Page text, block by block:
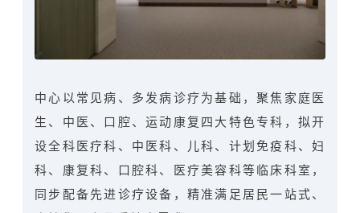
中心以常见病、多发病诊疗为基础，聚焦家庭医
生、中医、口腔、运动康复四大特色专科，拟开
设全科医疗科、中医科、儿科、计划免疫科、妇
科、 康复科、口腔科、医疗美容科等临床科室 ，
同步配备先进诊疗设备，精准满足居民一站式、